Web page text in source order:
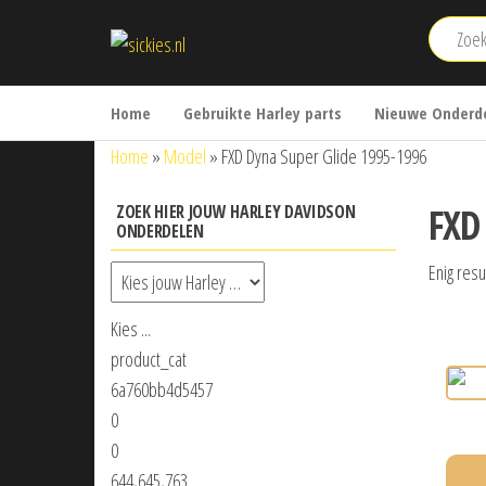
Home Gebruikte Harley parts Nieuwe
Home » Model » FXD Dyna Super Glide 1995-1996
Enig
ZOEK HIER JOUW HARLEY DAVIDSON
ONDERDELEN
Kies ...
product_cat
6a760bb4d5457
0
0
644,645,763